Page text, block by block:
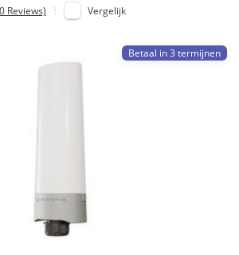
Reviews) Vergelijk
Betaal in 3 termijnen